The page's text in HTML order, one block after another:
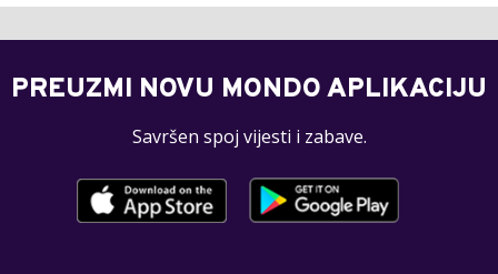
PREUZMI NOVU MONDO APLIKACIJU
Savršen spoj vijesti i zabave.